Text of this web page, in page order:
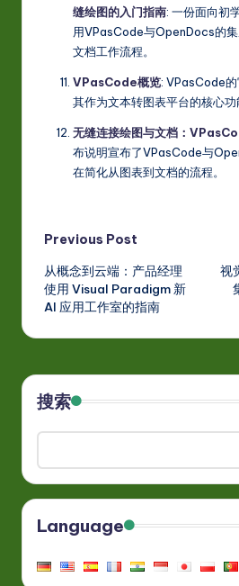
缝绘图的入门指南: 一份面向初
用VPasCode与OpenDocs的
文档工作流程。
VPasCode概览: VPasCode
其作为文本转图表平台的核心功
无缝连接绘图与文档：
布说明宣布了VPasCode与
在简化从图表到文档的流程。
Post
navigation
Previous Post
从概念到云端：产品经理
使用 Visual Paradigm 新
AI 应用工作室的指南
视
搜索
Language